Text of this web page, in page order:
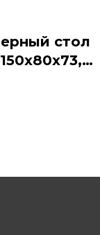
стол
Черный